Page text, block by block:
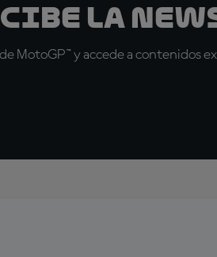
la
MotoGP™ y accede a contenidos